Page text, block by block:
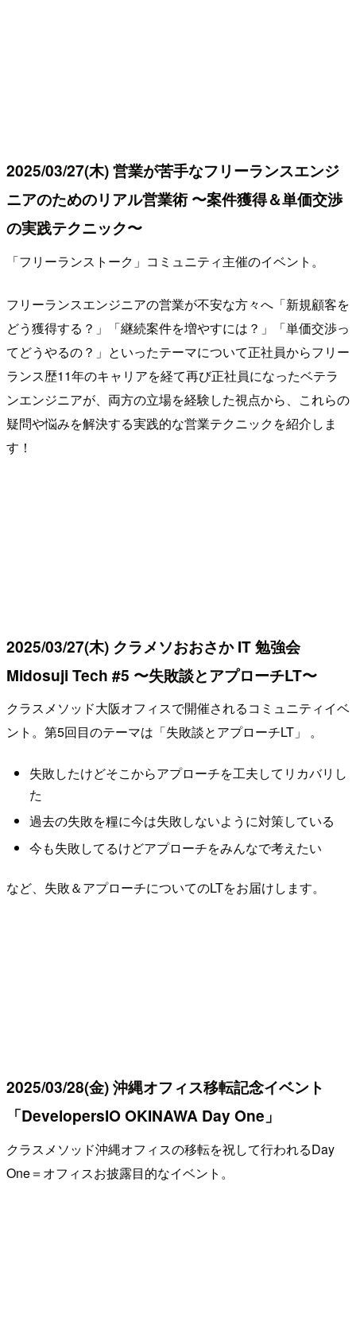
2025/03/27(木) 営業が苦手なフリーランスエンジ
ニアのためのリアル営業術 〜案件獲得＆単価交渉
の実践テクニック〜
「フリーランストーク」コミュニティ主催のイベント。
フリーランスエンジニアの営業が不安な方々へ「新規顧客を
どう獲得する？」「継続案件を増やすには？」「単価交渉っ
てどうやるの？」といったテーマについて正社員からフリー
ランス歴11年のキャリアを経て再び正社員になったベテラ
ンエンジニアが、両方の立場を経験した視点から、これらの
疑問や悩みを解決する実践的な営業テクニックを紹介しま
す！
2025/03/27(木) クラメソおおさか IT 勉強会
Midosuji Tech #5 〜失敗談とアプローチLT〜
クラスメソッド大阪オフィスで開催されるコミュニティイベ
ント。第5回目のテーマは「失敗談とアプローチLT」 。
失敗したけどそこからアプローチを工夫してリカバリし
た
過去の失敗を糧に今は失敗しないように対策している
今も失敗してるけどアプローチをみんなで考えたい
など、失敗＆アプローチについてのLTをお届けします。
2025/03/28(金) 沖縄オフィス移転記念イベント
「DevelopersIO OKINAWA Day One」
クラスメソッド沖縄オフィスの移転を祝して行われるDay
One＝オフィスお披露目的なイベント。